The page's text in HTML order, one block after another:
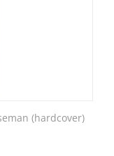
(hardcover)